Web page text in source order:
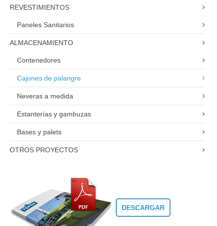
REVESTIMIENTOS
Paneles Sanitarios
ALMACENAMIENTO
Contenedores
Cajones de palangre
Neveras a medida
Estanterías y gambuzas
Bases y palets
OTROS PROYECTOS
DESCARGAR